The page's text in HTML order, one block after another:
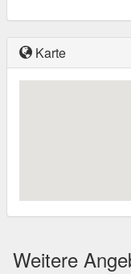
Karte
Weitere